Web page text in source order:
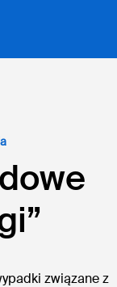
związane z